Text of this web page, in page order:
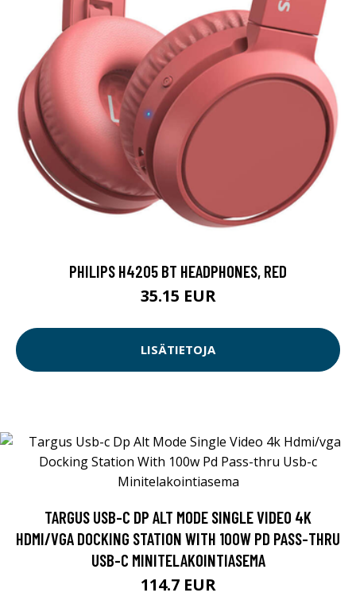
PHILIPS H4205 BT HEADPHONES, RED
35.15 EUR
LISÄTIETOJA
TARGUS USB-C DP ALT MODE SINGLE VIDEO 4K
HDMI/VGA DOCKING STATION WITH 100W PD PASS-THRU
USB-C MINITELAKOINTIASEMA
114.7 EUR